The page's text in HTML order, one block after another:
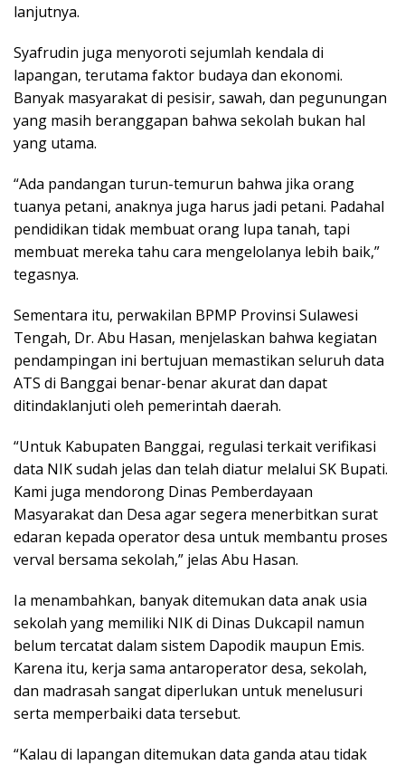
lanjutnya.
Syafrudin juga menyoroti sejumlah kendala di
lapangan, terutama faktor budaya dan ekonomi.
Banyak masyarakat di pesisir, sawah, dan pegunungan
yang masih beranggapan bahwa sekolah bukan hal
yang utama.
“Ada pandangan turun-temurun bahwa jika orang
tuanya petani, anaknya juga harus jadi petani. Padahal
pendidikan tidak membuat orang lupa tanah, tapi
membuat mereka tahu cara mengelolanya lebih baik,”
tegasnya.
Sementara itu, perwakilan BPMP Provinsi Sulawesi
Tengah, Dr. Abu Hasan, menjelaskan bahwa kegiatan
pendampingan ini bertujuan memastikan seluruh data
ATS di Banggai benar-benar akurat dan dapat
ditindaklanjuti oleh pemerintah daerah.
“Untuk Kabupaten Banggai, regulasi terkait verifikasi
data NIK sudah jelas dan telah diatur melalui SK Bupati.
Kami juga mendorong Dinas Pemberdayaan
Masyarakat dan Desa agar segera menerbitkan surat
edaran kepada operator desa untuk membantu proses
verval bersama sekolah,” jelas Abu Hasan.
Ia menambahkan, banyak ditemukan data anak usia
sekolah yang memiliki NIK di Dinas Dukcapil namun
belum tercatat dalam sistem Dapodik maupun Emis.
Karena itu, kerja sama antaroperator desa, sekolah,
dan madrasah sangat diperlukan untuk menelusuri
serta memperbaiki data tersebut.
“Kalau di lapangan ditemukan data ganda atau tidak